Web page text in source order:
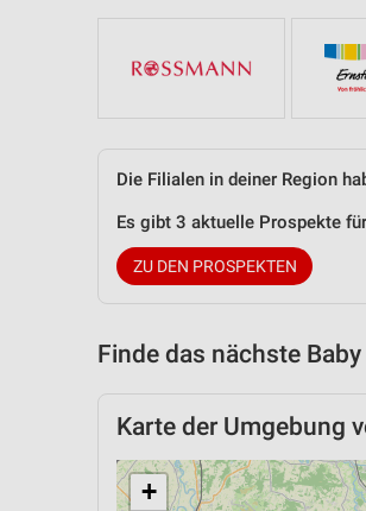
Die Filialen in deiner Region
Es gibt 3 aktuelle Prospekte
ZU DEN PROSPEKTEN
Finde das nächste
Karte der Umgebung
+